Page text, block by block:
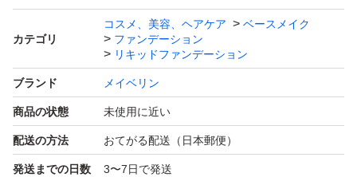
カテゴリ
コスメ、美容、ヘアケア
ベースメイク
ファンデーション
リキッドファンデーション
ブランド メイベリン
商品の状態 未使用に近い
配送の方法 おてがる配送（日本郵便）
発送までの日数 3〜7日で発送